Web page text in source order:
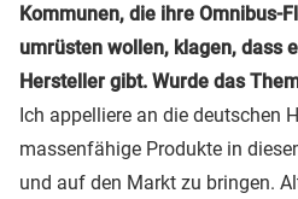
Kommunen, die ihre Omnibus-
umrüsten wollen, klagen, dass
Hersteller gibt. Wurde das
Ich appelliere an die deutschen
massenfähige Produkte in
und auf den Markt zu bringen.